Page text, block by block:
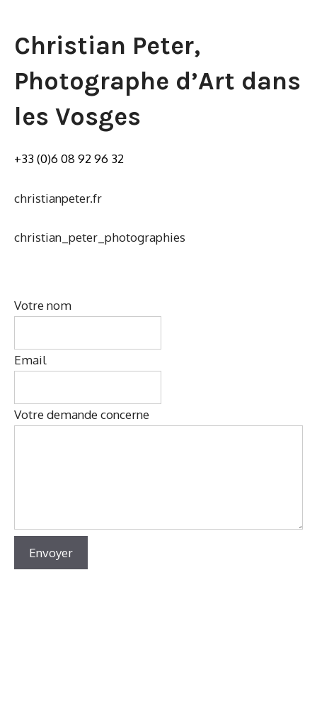
Christian Peter,
Photographe d’Art dans
les Vosges
+33 (0)6 08 92 96 32
christianpeter.fr
christian_peter_photographies
Votre nom
Email
Votre demande concerne
Envoyer